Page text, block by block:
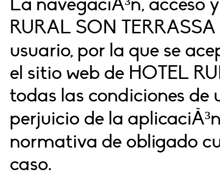
RURAL SON
usuario, por la que se
el sitio web de HOTEL
todas las condiciones de
perjuicio de la
normativa de obligado
caso.